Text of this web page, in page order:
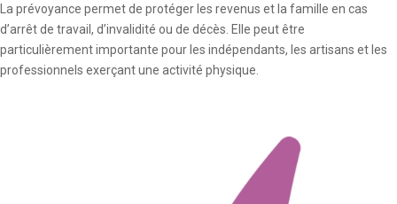
La prévoyance permet de protéger les revenus et la famille en cas
d’arrêt de travail, d’invalidité ou de décès. Elle peut être
particulièrement importante pour les indépendants, les artisans et les
professionnels exerçant une activité physique.